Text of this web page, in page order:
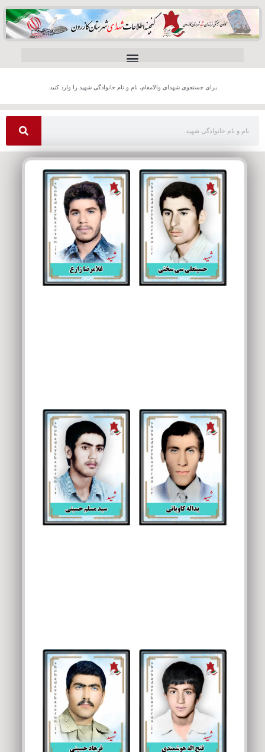
برای جستجوی شهدای والامقام، نام و نام خانوادگی شهید را وارد کنید.